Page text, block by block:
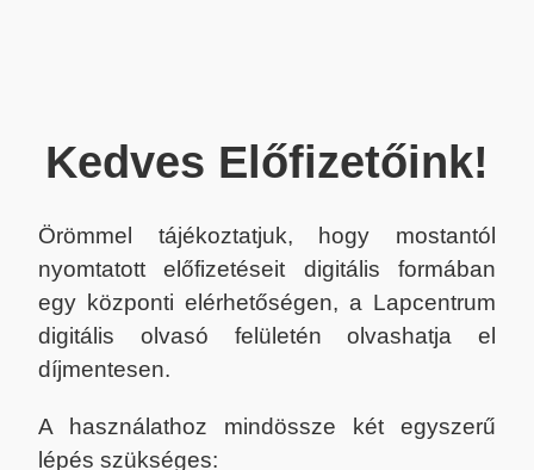
Kedves Előfizetőink!
Örömmel tájékoztatjuk, hogy mostantól
nyomtatott előfizetéseit digitális formában
egy központi elérhetőségen, a Lapcentrum
digitális olvasó felületén olvashatja el
díjmentesen.
A használathoz mindössze két egyszerű
lépés szükséges: